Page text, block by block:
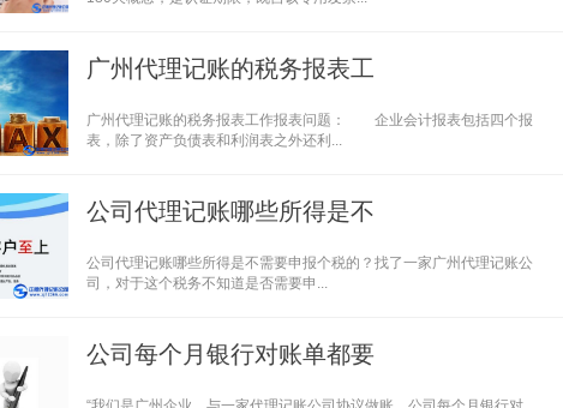
广州代理记账的税务报表工
广州代理记账的税务报表工作报表问题： 企业会计报表包括四个报
表，除了资产负债表和利润表之外还利...
公司代理记账哪些所得是不
公司代理记账哪些所得是不需要申报个税的？找了一家广州代理记账公
司，对于这个税务不知道是否需要申...
公司每个月银行对账单都要